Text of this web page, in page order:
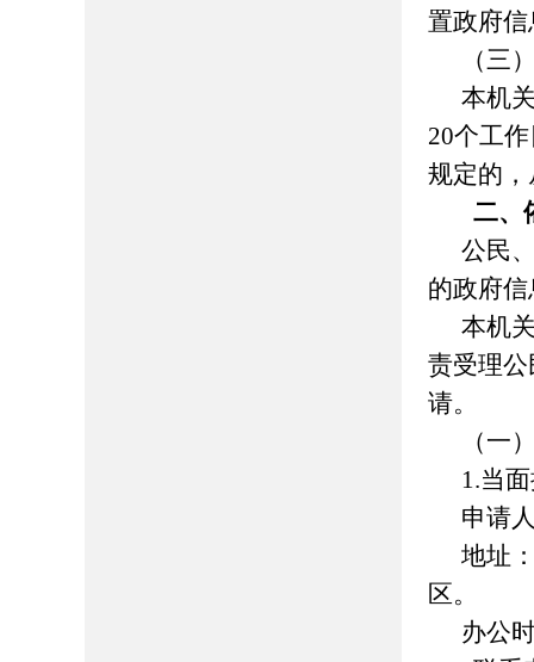
置政府
（三
本机
20个工
规定的
二、
公民
的政府
本机
责受理
请。
（一
1.当
申请
地址
区。
办公